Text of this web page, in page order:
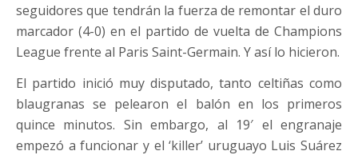
seguidores que tendrán la fuerza de remontar el duro
marcador (4-0) en el partido de vuelta de Champions
League frente al Paris Saint-Germain. Y así lo hicieron.
El partido inició muy disputado, tanto celtiñas como
blaugranas se pelearon el balón en los primeros
quince minutos. Sin embargo, al 19′ el engranaje
empezó a funcionar y el ‘killer’ uruguayo Luis Suárez